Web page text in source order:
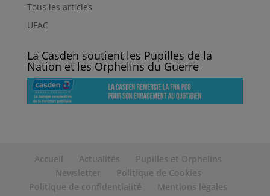
Tous les articles
UFAC
La Casden soutient les Pupilles de la
Nation et les Orphelins du Guerre
Accueil Actualités
Pupilles et Orphelins
Newsletter
Politique de Cookies
Politique de confidentialité
Mentions légales